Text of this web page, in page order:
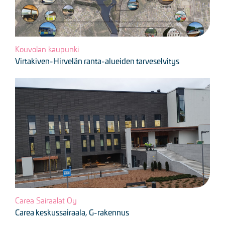
Kouvolan kaupunki
Virtakiven-Hirvelän ranta-alueiden tarveselvitys
Kuva
Carea Sairaalat Oy
Carea keskussairaala, G-rakennus